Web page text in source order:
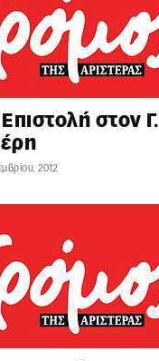
στον Γ.
2012